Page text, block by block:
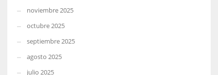
noviembre 2025
octubre 2025
septiembre 2025
agosto 2025
julio 2025